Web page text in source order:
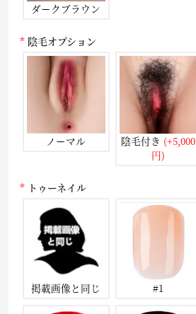
ダークブラウン
陰毛オプション
ノーマル 陰毛付き (+5,000
円)
トゥーネイル
掲載画像と同じ #1